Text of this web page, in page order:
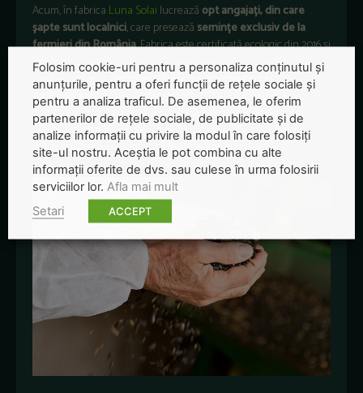
Acum, în fabrica Luna Solai lucrează opt angajați, din care
șapte sunt localnici, care presează semințe exclusiv de la
fermieri din România. Fabrica este certificată ecologic din 2016 și
aici sunt folosite semințe de floarea soarelui, in, cânepă, nucă,
rapiță și dovleacatât din culturi convenționale, cât si
certificate ecologic. Un dezavantaj al faptului că utilizează
semințe numai din România este că materia primă de semințe
certificare ecologic poate fi uneori insuficientă, astfel încât se
poate întâmpla ca brandul să nu poată produce unele uleiuri.
Folosim cookie-uri pentru a personaliza conținutul și
anunțurile, pentru a oferi funcții de rețele sociale și
pentru a analiza traficul. De asemenea, le oferim
partenerilor de rețele sociale, de publicitate și de
analize informații cu privire la modul în care folosiți
site-ul nostru. Aceștia le pot combina cu alte
informații oferite de dvs. sau culese în urma folosirii
serviciilor lor. Afla mai mult
Setari
ACCEPT